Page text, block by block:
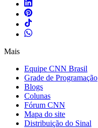
Mais
Equipe CNN Brasil
Grade de Programação
Blogs
Colunas
Fórum CNN
Mapa do site
Distribuição do Sinal